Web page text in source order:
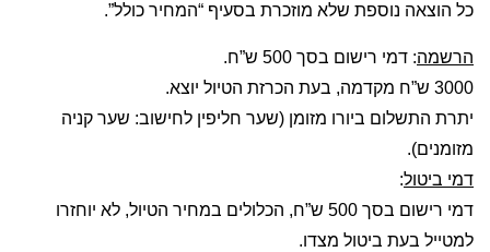
כל הוצאה נוספת שלא מוזכרת בסעיף “המחיר כולל”.
הרשמה: דמי רישום בסך 500 ש”ח.
3000 ש”ח מקדמה, בעת הכרזת הטיול יוצא.
יתרת התשלום ביורו מזומן (שער חליפין לחישוב: שער קניה
מזומנים).
דמי ביטול:
דמי רישום בסך 500 ש”ח, הכלולים במחיר הטיול, לא יוחזרו
למטייל בעת ביטול מצדו.